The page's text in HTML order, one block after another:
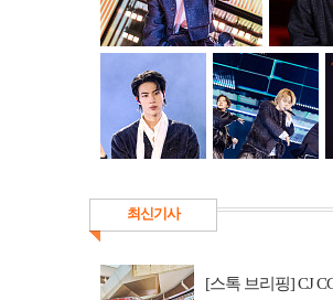
최신기사
[스톡 브리핑] CJ